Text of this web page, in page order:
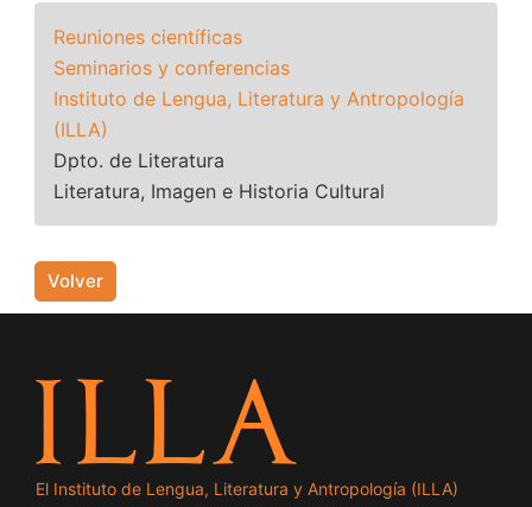
Reuniones científicas
Seminarios y conferencias
Instituto de Lengua, Literatura y Antropología
(ILLA)
Dpto. de Literatura
Literatura, Imagen e Historia Cultural
Volver
El Instituto de Lengua, Literatura y Antropología (ILLA)